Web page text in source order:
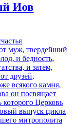
Иов
муж, твердейший
и бедность,
и затем,
друзей,
всякого камня,
он посвящает
Церковь
выпуск цикла
митрополита